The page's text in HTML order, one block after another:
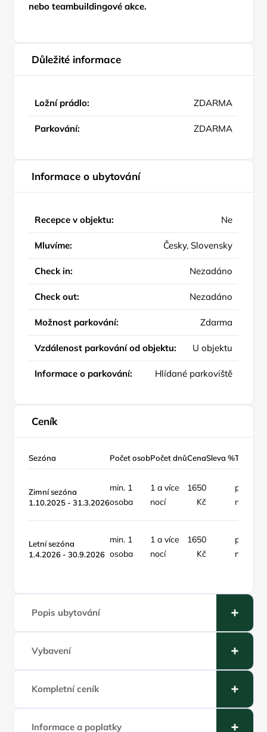
nebo teambuildingové akce.
Důležité informace
Ložní prádlo: ZDARMA
Parkování: ZDARMA
Informace o ubytování
Recepce v objektu: Ne
Mluvíme: Česky, Slovensky
Check in: Nezadáno
Check out: Nezadáno
Možnost parkování: Zdarma
Vzdálenost parkování od objektu: U objektu
Informace o parkování: Hlídané parkoviště
Ceník
Sezóna Počet osobPočet dnůCenaSleva %Typ ceny
Zimní sezóna
1.10.2025 - 31.3.2026
min. 1
osoba
1 a více
nocí
1650
Kč
pokoj /
noc
Letní sezóna
1.4.2026 - 30.9.2026
min. 1
osoba
1 a více
nocí
1650
Kč
pokoj /
noc
Popis ubytování
Vybavení
Kompletní ceník
Informace a poplatky